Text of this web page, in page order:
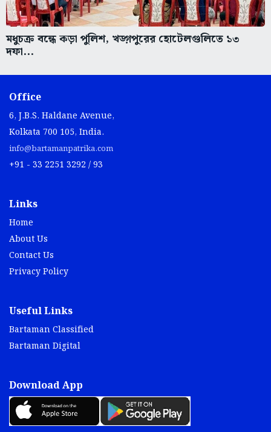
মধুচক্র বন্ধে কড়া পুলিশ, খড়্গপুরের হোটেলগুলিতে ১৩
দফা...
Office
6, J.B.S. Haldane Avenue,
Kolkata 700 105, India.
info@bartamanpatrika.com
+91 - 33 2251 3292 / 93
Links
Home
About Us
Contact Us
Privacy Policy
Useful Links
Bartaman Classified
Bartaman Digital
Download App